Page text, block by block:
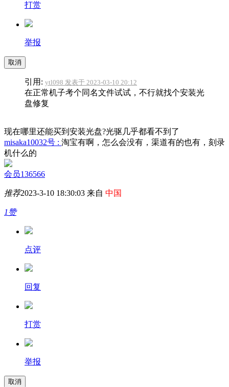
打赏
举报
取消
引用: ytl098 发表于 2023-03-10 20:12
在正常机子考个同名文件试试，不行就找个安装光
盘修复
现在哪里还能买到安装光盘?光驱几乎都看不到了
misaka10032号 : 淘宝有啊，怎么会没有，渠道有的也有，刻录
机什么的
会员136566
推荐2023-3-10 18:30:03 来自 中国
1赞
点评
回复
打赏
举报
取消